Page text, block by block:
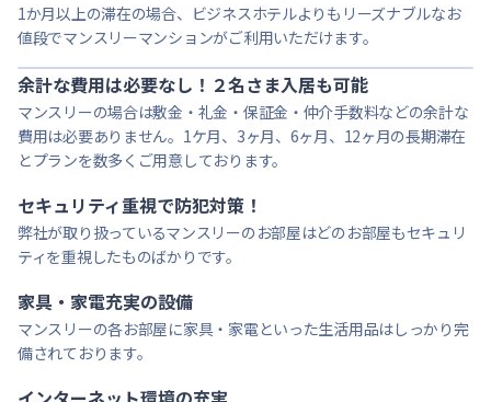
1か月以上の滞在の場合、ビジネスホテルよりもリーズナブルなお
値段でマンスリーマンションがご利用いただけます。
余計な費用は必要なし！２名さま入居も可能
マンスリーの場合は敷金・礼金・保証金・仲介手数料などの余計な
費用は必要ありません。1ケ月、3ヶ月、6ヶ月、12ヶ月の長期滞在
とプランを数多くご用意しております。
セキュリティ重視で防犯対策！
弊社が取り扱っているマンスリーのお部屋はどのお部屋もセキュリ
ティを重視したものばかりです。
家具・家電充実の設備
マンスリーの各お部屋に家具・家電といった生活用品はしっかり完
備されております。